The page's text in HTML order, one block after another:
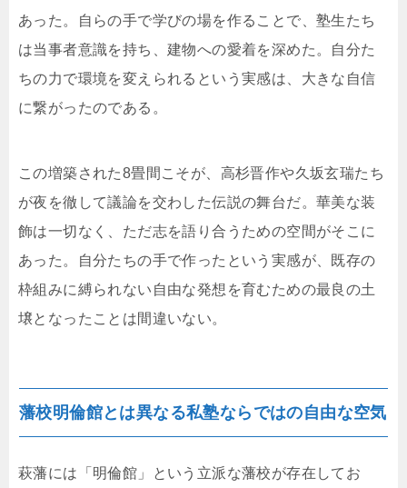
あった。自らの手で学びの場を作ることで、塾生たち
は当事者意識を持ち、建物への愛着を深めた。自分た
ちの力で環境を変えられるという実感は、大きな自信
に繋がったのである。
この増築された8畳間こそが、高杉晋作や久坂玄瑞たち
が夜を徹して議論を交わした伝説の舞台だ。華美な装
飾は一切なく、ただ志を語り合うための空間がそこに
あった。自分たちの手で作ったという実感が、既存の
枠組みに縛られない自由な発想を育むための最良の土
壌となったことは間違いない。
藩校明倫館とは異なる私塾ならではの自由な空気
萩藩には「明倫館」という立派な藩校が存在してお